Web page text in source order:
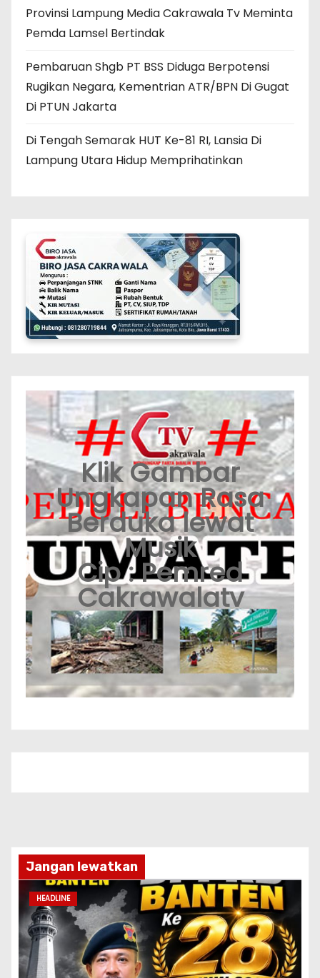
Provinsi Lampung Media Cakrawala Tv Meminta
Pemda Lamsel Bertindak
Pembaruan Shgb PT BSS Diduga Berpotensi
Rugikan Negara, Kementrian ATR/BPN Di Gugat
Di PTUN Jakarta
Di Tengah Semarak HUT Ke-81 RI, Lansia Di
Lampung Utara Hidup Memprihatinkan
Klik Gambar
Ungkapan Rasa
Berduka lewat
Musik
Cip : Pemred
Cakrawalatv
Jangan lewatkan
HEADLINE